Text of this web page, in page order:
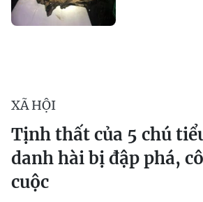
XÃ HỘI
Tịnh thất của 5 chú
danh hài bị đập phá,
cuộc